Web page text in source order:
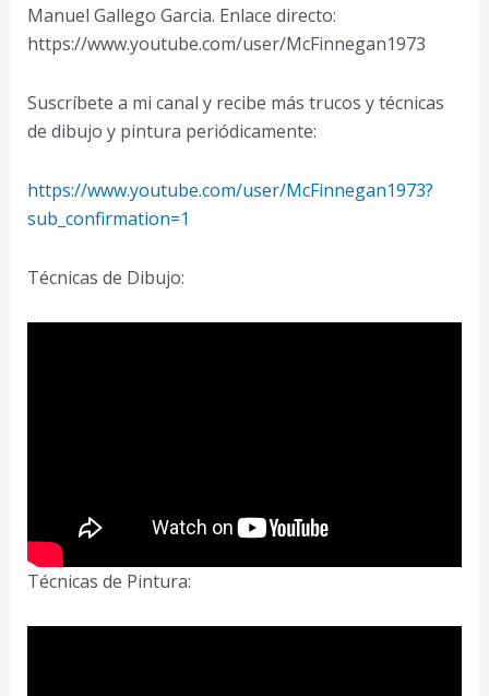
Manuel Gallego Garcia. Enlace directo:
https://www.youtube.com/user/McFinnegan1973
Suscríbete a mi canal y recibe más trucos y técnicas
de dibujo y pintura periódicamente:
https://www.youtube.com/user/McFinnegan1973?
sub_confirmation=1
Técnicas de Dibujo:
Técnicas de Pintura: